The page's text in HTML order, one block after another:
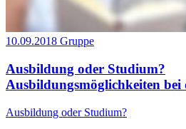
10.09.2018 Gruppe
Ausbildung oder Studium?
Ausbildungsmöglichkeiten
Ausbildung oder Studium?